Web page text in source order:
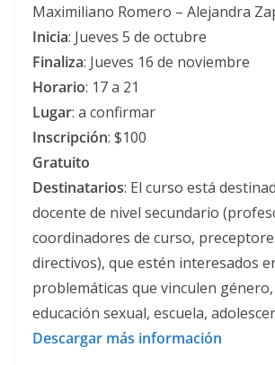
Maximiliano Romero – Alejandra
Inicia: Jueves 5 de octubre
Finaliza: Jueves 16 de noviembre
Horario: 17 a 21
Lugar: a confirmar
Inscripción: $100
Gratuito
Destinatarios: El curso está
docente de nivel secundario
coordinadores de curso,
directivos), que estén interesados
problemáticas que vinculen
educación sexual, escuela,
Descargar más información